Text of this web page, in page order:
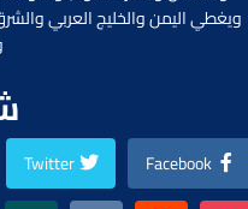
ويغطي اليمن والخليج العربي
Facebook
Twitter